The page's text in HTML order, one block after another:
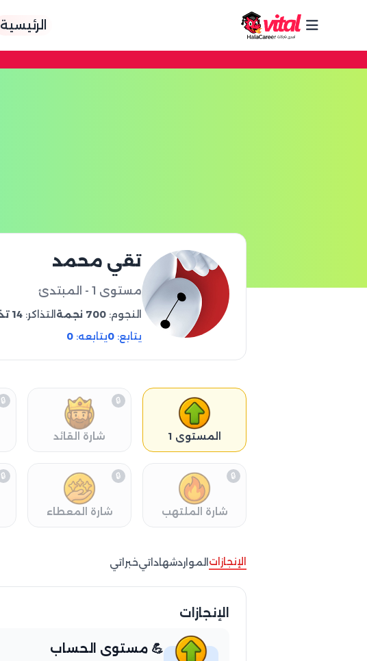
الرئيسية
تقي محمد
مستوى 1 - المبتدئ
النجوم: 700 نجمة التذاكر: 14 تذكرة
يتابع: 0يتابعه: 0
المستوى 1 شارة القائد
🔒
🔒
شارة الملتهب
🔒
شارة المعطاء
🔒
🔒
الإنجازات المواردشهاداتيخبراتي
الإنجازات
💪 مستوى الحساب